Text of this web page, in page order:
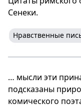
Сенеки.
Нравственные
… мысли эти
подсказаны
комического